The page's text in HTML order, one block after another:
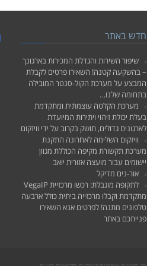
חדש באתר
שיפור השירות והגדלת המכירות בארגונך
– בהשקעה קטנה! השאירו פרטים לקבלת
המבצע על מערכת הקול-סנטר המובילה
בתחומה שלנו…
מערכת הקלטה עוצמתית ומתקדמת
בעלת יכולת זיהוי ויתירות המיועדת
לארגונים גדולים, תושק בקרוב על ידי וויזקום
וויזקום השלימה לאחרונה התקנת
מערכת תקשורת מקיפה הכוללת מגוון
יישומים עבור מועצה אזורית יואב
אור-נים מדיקל
לתקופה מוגבלת: רכשו מרכזיית VegaIP
מתקדמת וקבלו מרכזייה ביתית כולל ארבעה
טלפונים מתנה! לפרטים אנא השאירו
פנייתכם באתר